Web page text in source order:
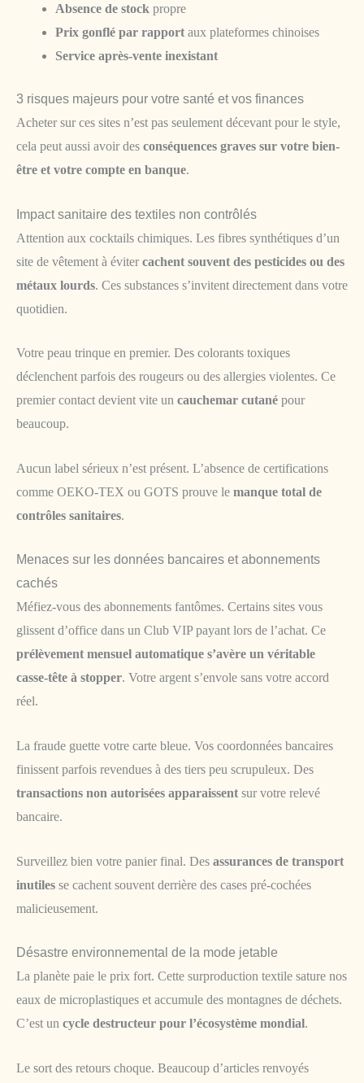
Absence de stock propre
Prix gonflé par rapport aux plateformes chinoises
Service après-vente inexistant
3 risques majeurs pour votre santé et vos finances
Acheter sur ces sites n’est pas seulement décevant pour le style,
cela peut aussi avoir des conséquences graves sur votre bien-
être et votre compte en banque.
Impact sanitaire des textiles non contrôlés
Attention aux cocktails chimiques. Les fibres synthétiques d’un
site de vêtement à éviter cachent souvent des pesticides ou des
métaux lourds. Ces substances s’invitent directement dans votre
quotidien.
Votre peau trinque en premier. Des colorants toxiques
déclenchent parfois des rougeurs ou des allergies violentes. Ce
premier contact devient vite un cauchemar cutané pour
beaucoup.
Aucun label sérieux n’est présent. L’absence de certifications
comme OEKO-TEX ou GOTS prouve le manque total de
contrôles sanitaires.
Menaces sur les données bancaires et abonnements
cachés
Méfiez-vous des abonnements fantômes. Certains sites vous
glissent d’office dans un Club VIP payant lors de l’achat. Ce
prélèvement mensuel automatique s’avère un véritable
casse-tête à stopper. Votre argent s’envole sans votre accord
réel.
La fraude guette votre carte bleue. Vos coordonnées bancaires
finissent parfois revendues à des tiers peu scrupuleux. Des
transactions non autorisées apparaissent sur votre relevé
bancaire.
Surveillez bien votre panier final. Des assurances de transport
inutiles se cachent souvent derrière des cases pré-cochées
malicieusement.
Désastre environnemental de la mode jetable
La planète paie le prix fort. Cette surproduction textile sature nos
eaux de microplastiques et accumule des montagnes de déchets.
C’est un cycle destructeur pour l’écosystème mondial.
Le sort des retours choque. Beaucoup d’articles renvoyés